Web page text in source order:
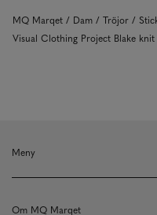
MQ Marqet Dam Tröjor
Visual Clothing Project Blake knit
Meny
Om MQ Marqet